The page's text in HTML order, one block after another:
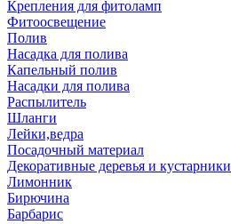
Крепления для фитоламп
Фитоосвещение
Полив
Насадка для полива
Капельный полив
Насадки для полива
Распылитель
Шланги
Лейки,ведра
Посадочный материал
Декоративные деревья и кустарники
Лимонник
Бирючина
Барбарис